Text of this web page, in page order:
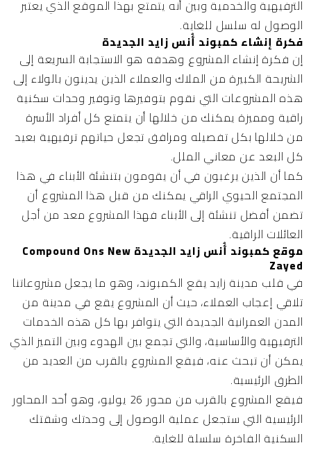
الترفيهية والخدمية وبين أنه يتمتع بهذا الموقع الذي يعتبر
الوصول له سلسل للغاية.
فكرة إنشاء كمبوند أُنس زايد الجديدة
إن فكرة إنشاء المشروع وهدفه هو الاستجابة السريعة إلى
الشريحة الكبيرة من الملاك والعملاء الذين يدينون بالولاء إلى
هذه المشروعات التي نقوم بتوفيرها وتوفير وحدات سكنية
راقية ومميزة يمكنك من خلالها أن يتمتع كل أفراد الأسرة
من خلالها بكل تفصيله ومرافق تجعل حياتهم ترفيهية بعيد
كل البعد عن معاني الملل.
كما أن الذين يرغبون في أن يقومون بتنشئة الأبناء في هذا
المجتمع الحيوي الراقي يمكنك من قبل هذا المشروع أن
تضمن أفضل تنشئة إلى الأبناء فهذا المشروع معد من أجل
العائلات الراقية.
موقع كمبوند أُنس زايد الجديدة Compound Ons New
Zayed
في قلب مدينة زايد يقع الكمبوند، وهو ما يجعل مشروعاتنا
تلاقي إعجاب العملاء، حيث أن المشروع يقع في مدينة من
المدن العمرانية الجديدة التي يتوافر بها كل هذه الخدمات
الترفيهية والأساسية، والتي تجمع بين الهدوء وبين التميز الذي
يمكن أن تبحث عنه، فيقع المشروع بالقرب من العديد من
الطرق الرئيسية.
فيقع المشروع بالقرب من محور 26 يوليو، وهو أحد المحاور
الرئيسية التي ستجعل عملية الوصول إلى وحدتك وشقتك
السكنية الفاخرة سلسلة للغاية.